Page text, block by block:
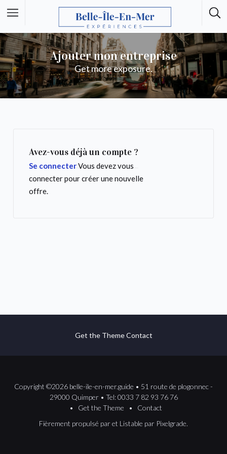
Ajouter mon entreprise
Get more exposure.
Avez-vous déjà un compte ?
Se connecter
connecter pour créer une nouvelle
offre.
Get the Theme Contact
Copyright ©2026 belle-ile-en-mer.guide • 51 route de plogonnec -
29000 Quimper • Tel: 0033 7 82 93 76 76
Get the Theme
Contact
Fièrement propulsé paret Listable par Pixelgrade.